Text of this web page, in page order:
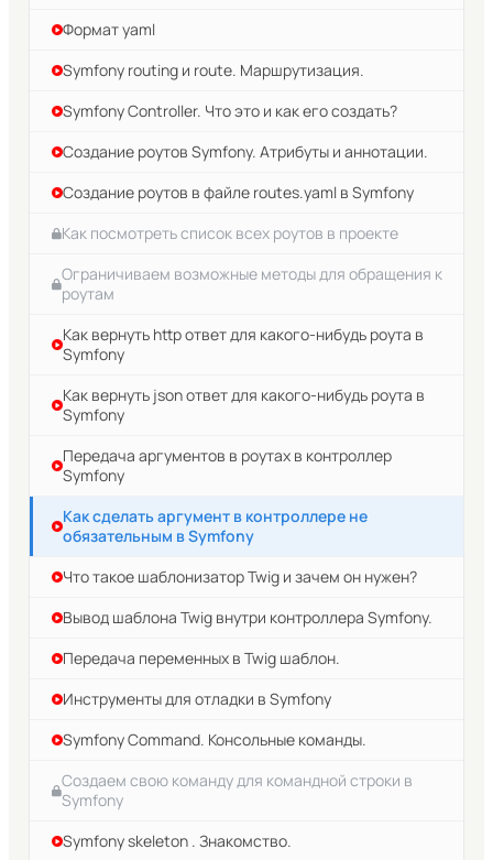
Формат yaml
Symfony routing и route. Маршрутизация.
Symfony Controller. Что это и как его создать?
Создание роутов Symfony. Атрибуты и аннотации.
Создание роутов в файле routes.yaml в Symfony
Как посмотреть список всех роутов в проекте
Ограничиваем возможные методы для обращения к
роутам
Как вернуть http ответ для какого-нибудь роута в
Symfony
Как вернуть json ответ для какого-нибудь роута в
Symfony
Передача аргументов в роутах в контроллер
Symfony
Как сделать аргумент в контроллере не
обязательным в Symfony
Что такое шаблонизатор Twig и зачем он нужен?
Вывод шаблона Twig внутри контроллера Symfony.
Передача переменных в Twig шаблон.
Инструменты для отладки в Symfony
Symfony Command. Консольные команды.
Создаем свою команду для командной строки в
Symfony
Symfony skeleton . Знакомство.